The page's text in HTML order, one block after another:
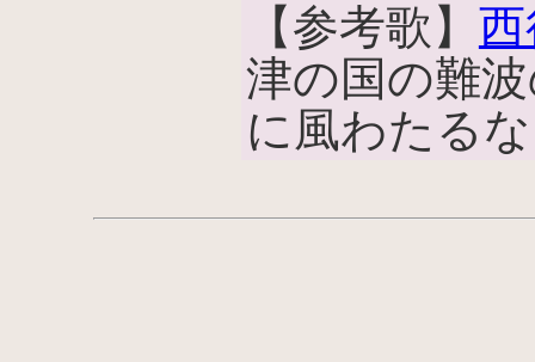
【参考歌】
津の国の難
に風わたる